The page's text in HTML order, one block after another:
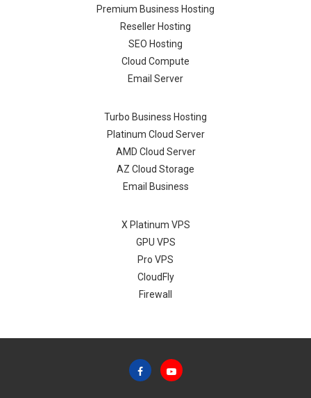
Premium Business Hosting
Reseller Hosting
SEO Hosting
Cloud Compute
Email Server
Turbo Business Hosting
Platinum Cloud Server
AMD Cloud Server
AZ Cloud Storage
Email Business
X Platinum VPS
GPU VPS
Pro VPS
CloudFly
Firewall